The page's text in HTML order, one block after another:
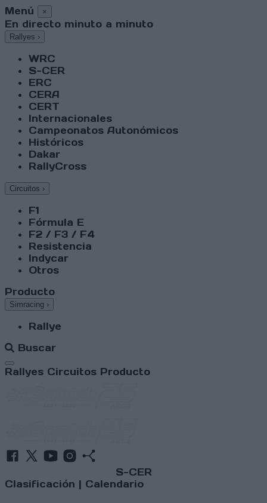
Menú ×
En directo minuto a minuto
Rallyes ›
WRC
S-CER
ERC
CERA
CERT
Internacionales
Campeonatos Autonómicos
Históricos
Dakar
RallyCross
Circuitos ›
F1
Fórmula E
F2 / F3 / F4
Resistencia
Indycar
Otros
Producto
Simracing ›
Rallye
Buscar
Abrir menú
Rallyes Circuitos Producto
S-CER
Clasificación | Calendario